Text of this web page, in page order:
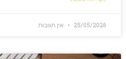
25/05/2026 אין תגובות